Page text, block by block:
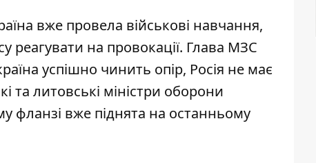
вже провела військові навчання,
реагувати на провокації. Глава МЗС
успішно чинить опір, Росія не має
та литовські міністри оборони
фланзі вже піднята на останньому